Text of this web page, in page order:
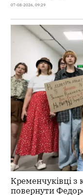
07-08-2026, 09:29
Кременчуківці
повернути